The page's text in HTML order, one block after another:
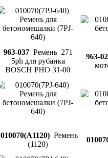
963-037 Ремень 271
5ph для рубанка
BOSCH PHO 31-00
963-
010070(A1120) Ремень
(1120)